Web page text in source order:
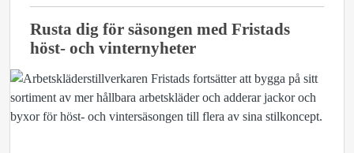
Rusta dig för säsongen med Fristads
höst- och vinternyheter